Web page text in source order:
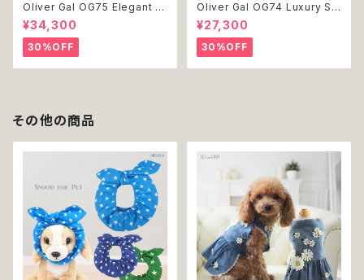
Oliver Gal OG75 Elegant E
ssentials Paris 絵 アート イ
ンテリア お祝い 贈り物 プレゼ
ント 結婚 新築 開店 周年 バー
スデイ 誕生日 ご褒美
¥34,300
30%OFF
Oliver Gal OG74 Luxury St
acked Shoes Rose Giftbo
x 絵 アート インテリア お祝い
贈り物 プレゼント 結婚 新築 開
店 周年 バースデイ 誕生日 ご褒
美
¥27,300
30%OFF
その他の商品